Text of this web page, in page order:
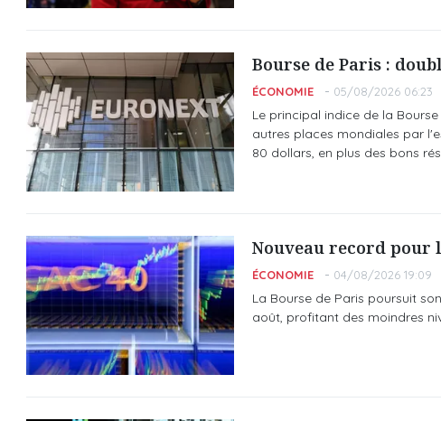
Bourse de Paris :
ÉCONOMIE 05/08/2026 06:23
Le principal indice de la
autres places mondiales par
80 dollars, en plus des bons
Nouveau record pour
ÉCONOMIE 04/08/2026 19:09
La Bourse de Paris poursuit
août, profitant des moindres